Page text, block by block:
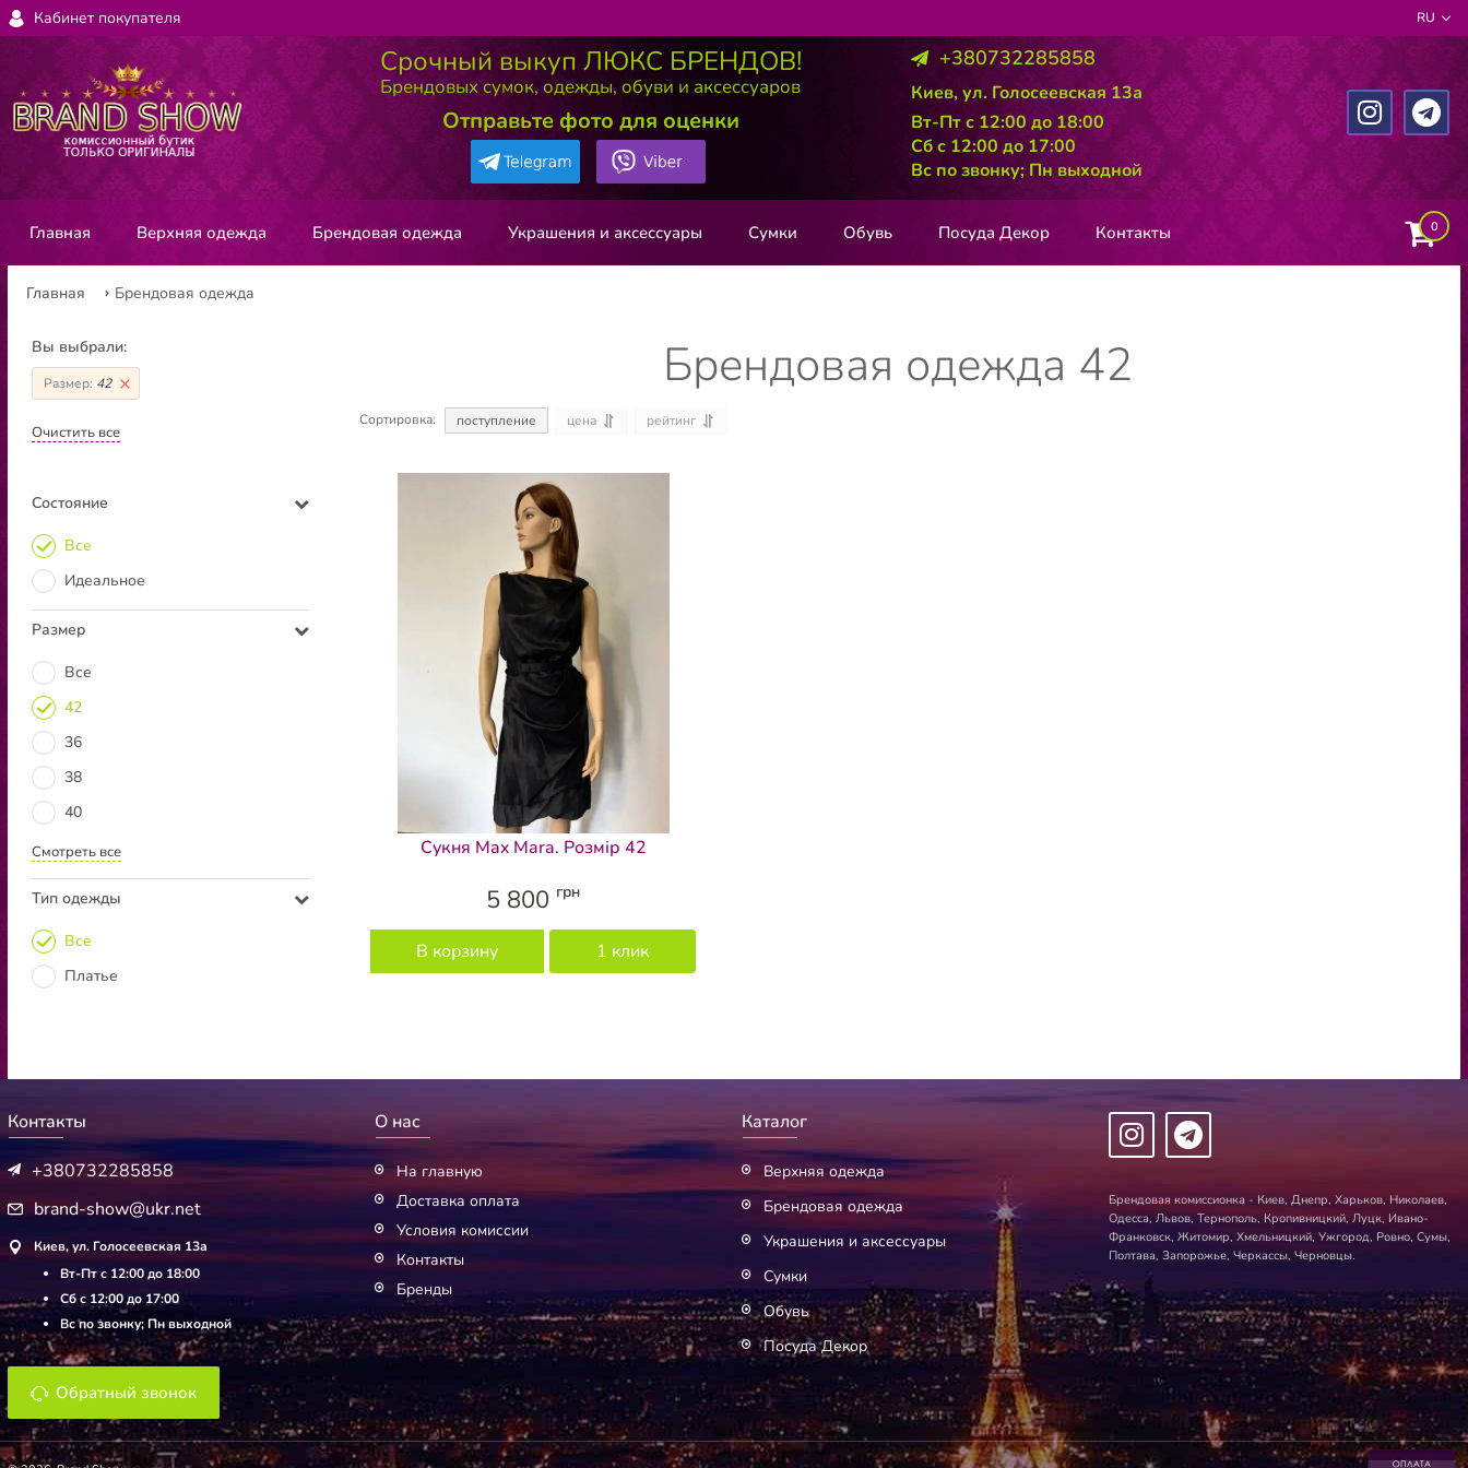
Кабинет покупателя RU
Срочный выкуп ЛЮКС БРЕНДОВ!
Брендовых сумок, одежды, обуви и аксессуаров
Отправьте фото для оценки
+380732285858
Киев, ул. Голосеевская 13а
Вт-Пт с 12:00 до 18:00
Сб с 12:00 до 17:00
Вс по звонку; Пн выходной
Главная Верхняя одежда Брендовая одежда Украшения и аксессуары Сумки Обувь Посуда Декор Контакты 0
Главная Брендовая одежда
Вы выбрали:
Размер: 42
Очистить все
Состояние
Все
Идеальное
Размер
Все
42
36
38
40
Смотреть все
Тип одежды
Все
Платье
Брендовая одежда 42
Сортировка: поступление цена рейтинг
Сукня Max Mara. Розмір 42
5 800 грн
В корзину 1 клик
Контакты
+380732285858
brand-show@ukr.net
Киев, ул. Голосеевская 13а
Вт-Пт с 12:00 до 18:00
Сб с 12:00 до 17:00
Вс по звонку; Пн выходной
Обратный звонок
О нас
На главную
Доставка оплата
Условия комиссии
Контакты
Бренды
Каталог
Верхняя одежда
Брендовая одежда
Украшения и аксессуары
Сумки
Обувь
Посуда Декор
Брендовая комиссионка - Киев, Днепр, Харьков, Николаев,
Одесса, Львов, Тернополь, Кропивницкий, Луцк, Ивано-
Франковск, Житомир, Хмельницкий, Ужгород, Ровно, Сумы,
Полтава, Запорожье, Черкассы, Черновцы.